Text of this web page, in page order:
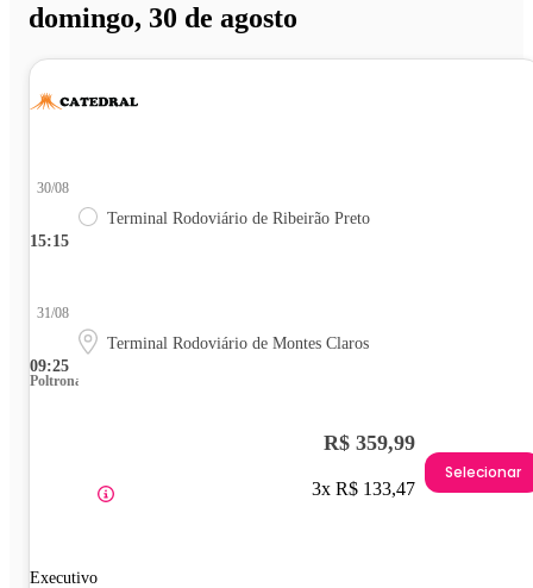
domingo, 30 de agosto
15:15
30/08
Terminal Rodoviário de Ribeirão Preto
09:25
31/08
Terminal Rodoviário de Montes Claros
Poltrona
Executivo
R$ 359,99
3x R$ 133,47
Selecionar